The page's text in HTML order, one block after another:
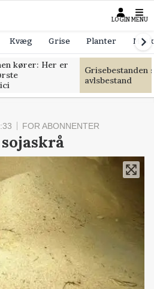
LOGIN MENU
Kvæg Grise Planter
kører: Her er
Grisebestanden
avlsbestand
FOR ABONNENTER